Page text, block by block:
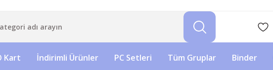
Kart İndirimli Ürünler PC Setleri Tüm Gruplar Binder